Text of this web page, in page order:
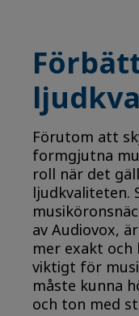
Förutom att
formgjutna
roll när det
ljudkvaliteten.
av Audiovox,
mer exakt
viktigt för
måste kunna
och ton med